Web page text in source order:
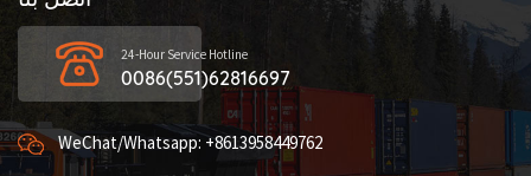
24-Hour Service Hotline
0086(551)62816697
WeChat/Whatsapp: +8613958449762